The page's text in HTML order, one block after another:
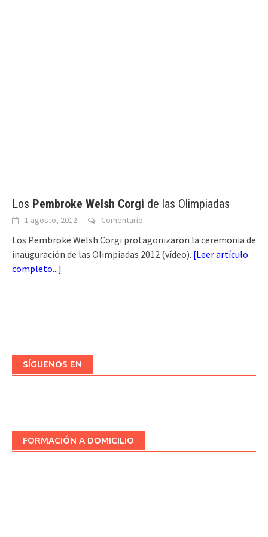
Los Pembroke Welsh Corgi de las Olimpiadas
1 agosto, 2012 Comentario
Los Pembroke Welsh Corgi protagonizaron la ceremonia de
inauguración de las Olimpiadas 2012 (vídeo). [Leer artículo
completo...]
SÍGUENOS EN
FORMACIÓN A DOMICILIO